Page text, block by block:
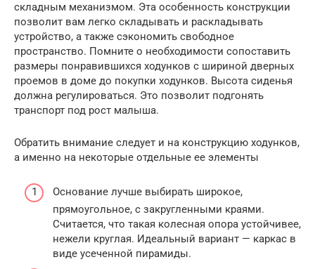
складным механизмом. Эта особенность конструкции
позволит вам легко складывать и раскладывать
устройство, а также сэкономить свободное
пространство. Помните о необходимости сопоставить
размеры понравившихся ходунков с шириной дверных
проемов в доме до покупки ходунков. Высота сиденья
должна регулироваться. Это позволит подгонять
транспорт под рост малыша.
Обратить внимание следует и на конструкцию ходунков,
а именно на некоторые отдельные ее элементы
Основание лучше выбирать широкое,
прямоугольное, с закругленными краями.
Считается, что такая колесная опора устойчивее,
нежели круглая. Идеальный вариант — каркас в
виде усеченной пирамиды.